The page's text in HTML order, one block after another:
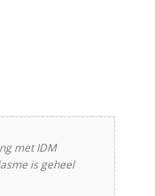
met IDM
is geheel